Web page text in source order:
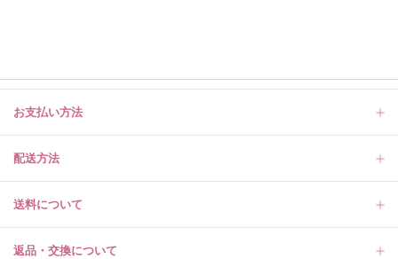
お支払い方法
配送方法
送料について
返品・交換について